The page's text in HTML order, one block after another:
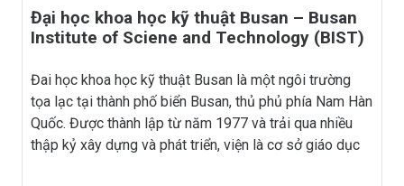
Đại học khoa học kỹ thuật Busan – Busan
Institute of Sciene and Technology (BIST)
Đai học khoa học kỹ thuật Busan là một ngôi trường
tọa lạc tại thành phố biển Busan, thủ phủ phía Nam Hàn
Quốc. Được thành lập từ năm 1977 và trải qua nhiều
thập kỷ xây dựng và phát triển, viện là cơ sở giáo dục